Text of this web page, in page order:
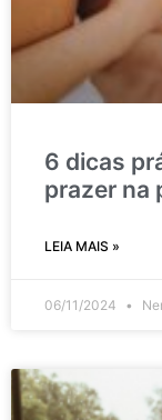
6 dicas
prazer na
LEIA MAIS »
06/11/2024